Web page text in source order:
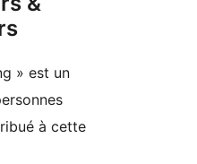
» est un
à cette